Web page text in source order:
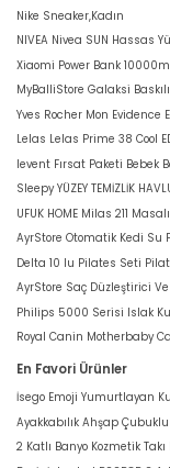
Nike Sneaker,Kadın
NIVEA Nivea SUN Hassas
Xiaomi Power Bank
MyBalliStore Galaksi Baskılı
Yves Rocher Mon Evidence
Lelas Lelas Prime 38 Cool
levent Fırsat Paketi Bebek
Sleepy YÜZEY TEMİZLİK
UFUK HOME Milas 211
AyrStore Otomatik Kedi Su
Delta 10 lu Pilates Seti
AyrStore Saç Düzleştirici
Philips 5000 Serisi Islak
Royal Canin Motherbaby
En Favori Ürünler
İsego Emoji Yumurtlayan
Ayakkabılık Ahşap
2 Katlı Banyo Kozmetik